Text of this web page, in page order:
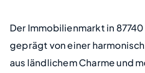
Der Immobilienmarkt in
geprägt von einer
aus ländlichem Charme und